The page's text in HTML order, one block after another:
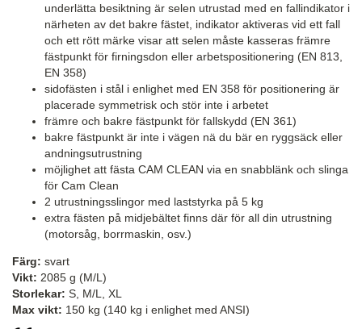
underlätta besiktning är selen utrustad med en fallindikator i
närheten av det bakre fästet, indikator aktiveras vid ett fall
och ett rött märke visar att selen måste kasseras främre
fästpunkt för firningsdon eller arbetspositionering (EN 813,
EN 358)
sidofästen i stål i enlighet med EN 358 för positionering är
placerade symmetrisk och stör inte i arbetet
främre och bakre fästpunkt för fallskydd (EN 361)
bakre fästpunkt är inte i vägen nä du bär en ryggsäck eller
andningsutrustning
möjlighet att fästa CAM CLEAN via en snabblänk och slinga
för Cam Clean
2 utrustningsslingor med laststyrka på 5 kg
extra fästen på midjebältet finns där för all din utrustning
(motorsåg, borrmaskin, osv.)
Färg: svart
Vikt: 2085 g (M/L)
Storlekar: S, M/L, XL
Max vikt: 150 kg (140 kg i enlighet med ANSI)